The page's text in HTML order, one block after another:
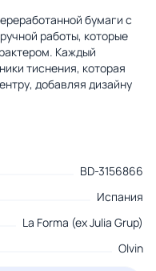
бумаги с
работы, которые
Каждый
тиснения, которая
добавляя дизайну
BD-3156866
Испания
La Forma (ex Julia Grup)
Olvin